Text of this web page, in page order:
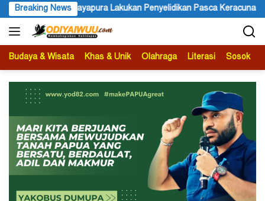
Langsung
ke
konten
Breaking News
Penyelidikan Pasca Keracunan Akibat Dugaan Menu MBG di
Budaya & Wisata Khas & Unik Olahraga Literasi Sosok